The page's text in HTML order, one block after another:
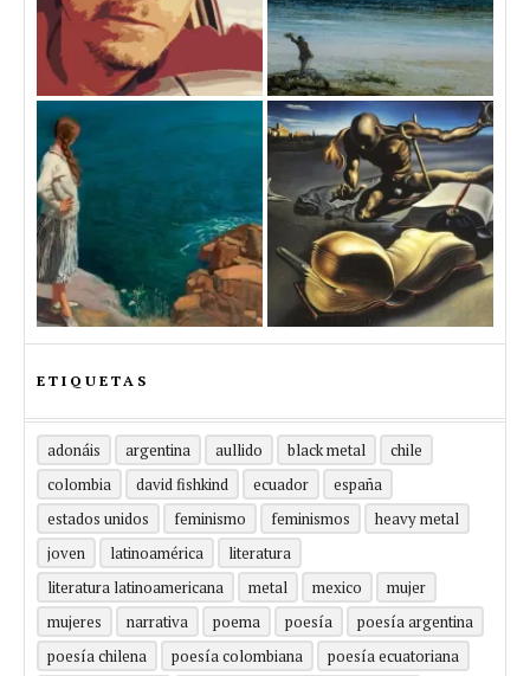
ETIQUETAS
adonáis argentina aullido black metal
chile
colombia
david fishkind ecuador
españa
estados unidos
feminismo feminismos
heavy metal
joven
latinoamérica
literatura
literatura latinoamericana
metal mexico
mujer
mujeres
narrativa poema poesía
poesía argentina
poesía chilena
poesía colombiana
poesía ecuatoriana